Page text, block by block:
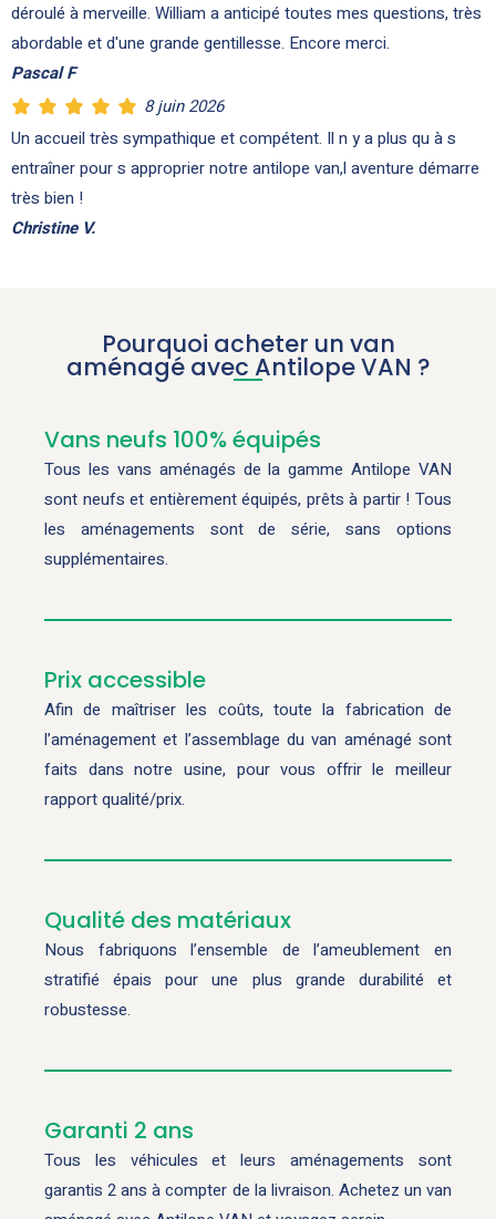
déroulé à merveille. William a anticipé toutes mes questions, très
abordable et d'une grande gentillesse. Encore merci.
Pascal F
8 juin 2026
Un accueil très sympathique etcompétent. Il n y a plus qu à s
entraîner pour s approprier notre antilope van,l aventure démarre
très bien !
Christine V.
Pourquoi acheter un van
aménagé avec Antilope VAN ?
Vans neufs 100% équipés
Tous les vans aménagés de la gamme Antilope VAN
sont neufs et entièrement équipés, prêts à partir ! Tous
les aménagements sont de série, sans options
supplémentaires.
Prix accessible
Afin de maîtriser les coûts, toute la fabrication de
l’aménagement et l’assemblage du van aménagé sont
faits dans notre usine, pour vous offrir le meilleur
rapport qualité/prix.
Qualité des matériaux
Nous fabriquons l’ensemble de l’ameublement en
stratifié épais pour une plus grande durabilité et
robustesse.
Garanti 2 ans
Tous les véhicules et leurs aménagements sont
garantis 2 ans à compter de la livraison. Achetez un van